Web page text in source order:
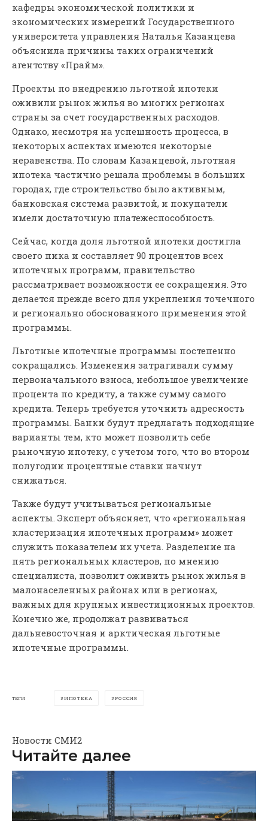
кафедры экономической политики и
экономических измерений Государственного
университета управления Наталья Казанцева
объяснила причины таких ограничений
агентству «Прайм».
Проекты по внедрению льготной ипотеки
оживили рынок жилья во многих регионах
страны за счет государственных расходов.
Однако, несмотря на успешность процесса, в
некоторых аспектах имеются некоторые
неравенства. По словам Казанцевой, льготная
ипотека частично решала проблемы в больших
городах, где строительство было активным,
банковская система развитой, и покупатели
имели достаточную платежеспособность.
Сейчас, когда доля льготной ипотеки достигла
своего пика и составляет 90 процентов всех
ипотечных программ, правительство
рассматривает возможности ее сокращения. Это
делается прежде всего для укрепления точечного
и регионально обоснованного применения этой
программы.
Льготные ипотечные программы постепенно
сокращались. Изменения затрагивали сумму
первоначального взноса, небольшое увеличение
процента по кредиту, а также сумму самого
кредита. Теперь требуется уточнить адресность
программы. Банки будут предлагать подходящие
варианты тем, кто может позволить себе
рыночную ипотеку, с учетом того, что во втором
полугодии процентные ставки начнут
снижаться.
Также будут учитываться региональные
аспекты. Эксперт объясняет, что «региональная
кластеризация ипотечных программ» может
служить показателем их учета. Разделение на
пять региональных кластеров, по мнению
специалиста, позволит оживить рынок жилья в
малонаселенных районах или в регионах,
важных для крупных инвестиционных проектов.
Конечно же, продолжат развиваться
дальневосточная и арктическая льготные
ипотечные программы.
ТЕГИ ИПОТЕКА РОССИЯ
Новости СМИ2
Читайте далее